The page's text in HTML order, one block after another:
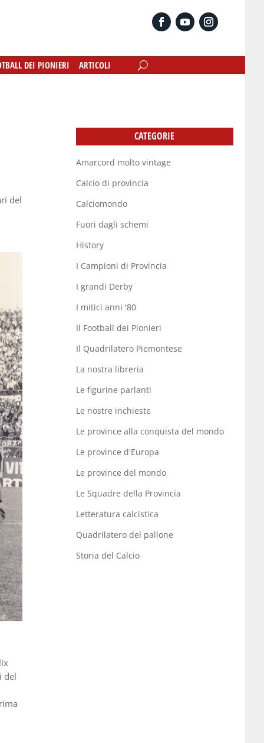
DEI PIONIERI ARTICOLI
DEI PIONIERI ARTICOLI
del
del
CATEGORIE
Amarcord molto vintage
Calcio di provincia
Calciomondo
Fuori dagli schemi
History
I Campioni di Provincia
I grandi Derby
I mitici anni '80
Il Football dei Pionieri
Il Quadrilatero Piemontese
La nostra libreria
Le figurine parlanti
Le nostre inchieste
Le province alla conquista del mondo
Le province d'Europa
Le province del mondo
Le Squadre della Provincia
Letteratura calcistica
Quadrilatero del pallone
Storia del Calcio